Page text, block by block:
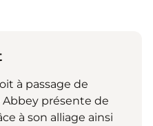
à passage de
présente de
à son alliage ainsi